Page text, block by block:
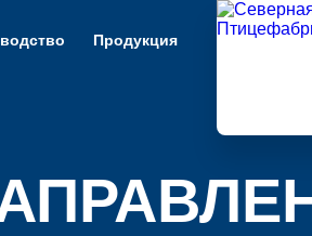
Продукция